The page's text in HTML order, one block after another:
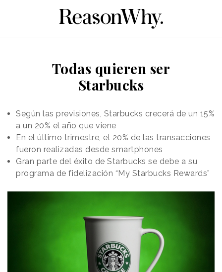
Todas quieren ser
Starbucks
Según las previsiones, Starbucks crecerá de un 15%
a un 20% el año que viene
En el último trimestre, el 20% de las transacciones
fueron realizadas desde smartphones
Gran parte del éxito de Starbucks se debe a su
programa de fidelización “My Starbucks Rewards”